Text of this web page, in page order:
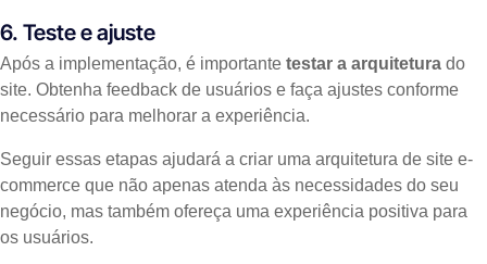
6. Teste e ajuste
Após a implementação, é importante testar a arquitetura do
site. Obtenha feedback de usuários e faça ajustes conforme
necessário para melhorar a experiência.
Seguir essas etapas ajudará a criar uma arquitetura de site e-
commerce que não apenas atenda às necessidades do seu
negócio, mas também ofereça uma experiência positiva para
os usuários.